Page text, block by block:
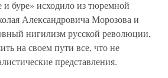
и буре» исходило из тюремной
Александровича Морозова и
нигилизм русской революции,
на своем пути все, что не
представления.